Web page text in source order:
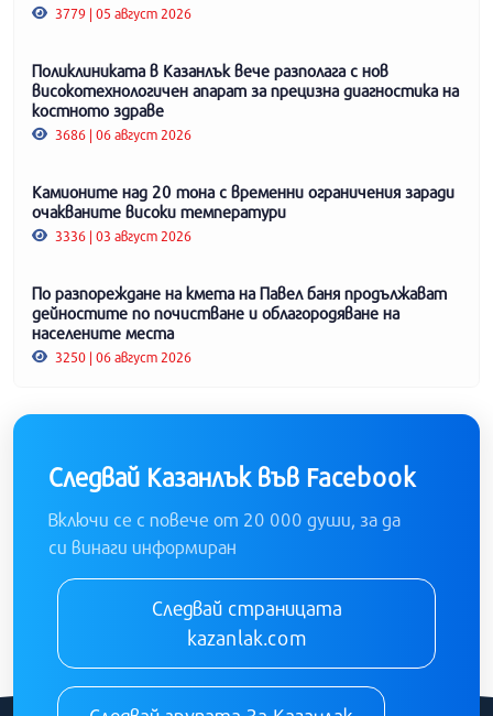
3779 | 05 август 2026
Поликлиниката в Казанлък вече разполага с нов
високотехнологичен апарат за прецизна диагностика на
костното здраве
3686 | 06 август 2026
Камионите над 20 тона с временни ограничения заради
очакваните високи температури
3336 | 03 август 2026
По разпореждане на кмета на Павел баня продължават
дейностите по почистване и облагородяване на
населените места
3250 | 06 август 2026
Следвай Казанлък във Facebook
Включи се с повече от 20 000 души, за да
си винаги информиран
Следвай страницата
kazanlak.com